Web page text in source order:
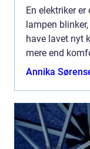
En elektriker
lampen
have lavet nyt
mere end
økonomi og
Annika